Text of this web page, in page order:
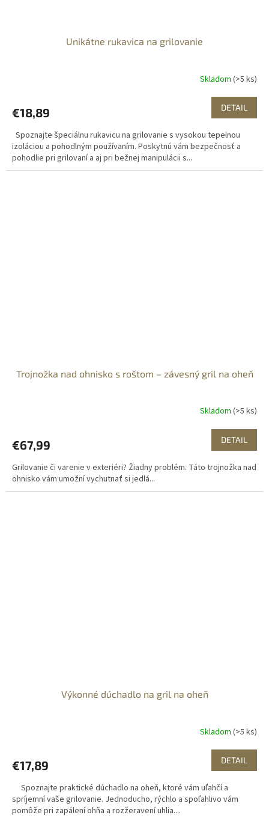
Unikátne rukavica na grilovanie
Skladom (>5 ks)
€18,89 DETAIL
Spoznajte špeciálnu rukavicu na grilovanie s vysokou tepelnou
izoláciou a pohodlným používaním. Poskytnú vám bezpečnosť a
pohodlie pri grilovaní a aj pri bežnej manipulácii s...
Trojnožka nad ohnisko s roštom – závesný gril na oheň
Skladom (>5 ks)
€67,99 DETAIL
Grilovanie či varenie v exteriéri? Žiadny problém. Táto trojnožka nad
ohnisko vám umožní vychutnať si jedlá...
Výkonné dúchadlo na gril na oheň
Skladom (>5 ks)
€17,89 DETAIL
Spoznajte praktické dúchadlo na oheň, ktoré vám uľahčí a
spríjemní vaše grilovanie. Jednoducho, rýchlo a spoľahlivo vám
pomôže pri zapálení ohňa a rozžeravení uhlia....